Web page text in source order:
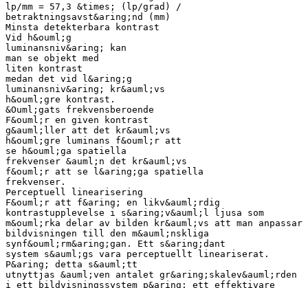
lp/mm = 57,3 &times; (lp/grad) /
betraktningsavst&aring;nd (mm)
Minsta detekterbara kontrast
Vid h&ouml;g
luminansniv&aring; kan
man se objekt med
liten kontrast
medan det vid l&aring;g
luminansniv&aring; kr&auml;vs
h&ouml;gre kontrast.
&Ouml;gats frekvensberoende
F&ouml;r en given kontrast
g&auml;ller att det kr&auml;vs
h&ouml;gre luminans f&ouml;r att
se h&ouml;ga spatiella
frekvenser &auml;n det kr&auml;vs
f&ouml;r att se l&aring;ga spatiella
frekvenser.
Perceptuell linearisering
F&ouml;r att f&aring; en likv&auml;rdig
kontrastupplevelse i s&aring;v&auml;l ljusa som
m&ouml;rka delar av bilden kr&auml;vs att man anpassar
bildvisningen till den m&auml;nskliga
synf&ouml;rm&aring;gan. Ett s&aring;dant
system s&auml;gs vara perceptuellt lineariserat.
P&aring; detta s&auml;tt
utnyttjas &auml;ven antalet gr&aring;skalev&auml;rden
i ett bildvisningssystem p&aring; ett effektivare